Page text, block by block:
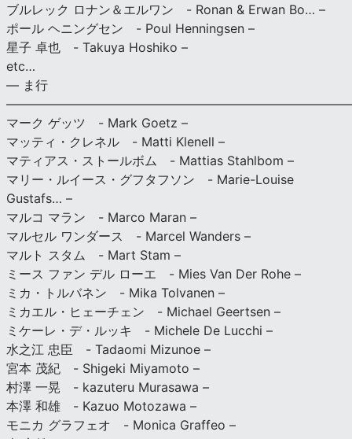
ブルレック ロナン＆エルワン - Ronan & Erwan Bo… –
ポール ヘニングセン - Poul Henningsen –
星子 卓也 - Takuya Hoshiko –
etc…
— ま行
マーク ゲッツ - Mark Goetz –
マッティ・クレネル - Matti Klenell –
マティアス・ストールボム - Mattias Stahlbom –
マリー・ルイース・グフタフソン - Marie-Louise
Gustafs… –
マルコ マラン - Marco Maran –
マルセル ワンダース - Marcel Wanders –
マルト スタム - Mart Stam –
ミース ファン デル ローエ - Mies Van Der Rohe –
ミカ・トルバネン - Mika Tolvanen –
ミカエル・ヒェーチェン - Michael Geertsen –
ミケーレ・デ・ルッキ - Michele De Lucchi –
水之江 忠臣 - Tadaomi Mizunoe –
宮本 茂紀 - Shigeki Miyamoto –
村澤 一晃 - kazuteru Murasawa –
本澤 和雄 - Kazuo Motozawa –
モニカ グラフェオ - Monica Graffeo –